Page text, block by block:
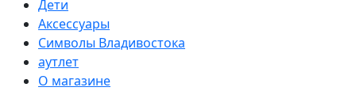
Дети
Аксессуары
Символы Владивостока
аутлет
О магазине